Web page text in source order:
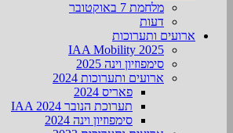
מלחמת 7 באוקטובר
דעות
ארועים ותערוכות
2025 IAA Mobility
סימפוזיון וינה 2025
ארועים ותערוכות 2024
פאריס 2024
תערוכת הנובר IAA 2024
סימפוזיון וינה 2024